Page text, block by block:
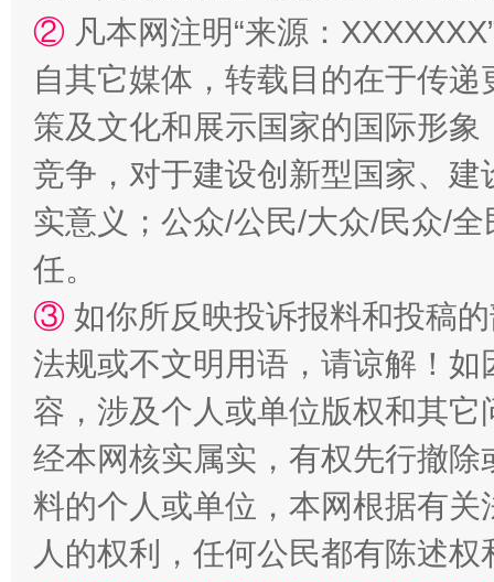
“蜀中异人”王建安的艺术幻境
② 凡本网注明“来源：
自其它媒体，转载目的在于传
策及文化和展示国家的国际形
竞争，对于建设创新型国家、
实意义；公众/公民/大众/民众/
任。
③ 如你所反映投诉报料和投稿
法规或不文明用语，请谅解！
容，涉及个人或单位版权和其它
经本网核实属实，有权先行撤
料的个人或单位，本网根据有
人的权利，任何公民都有陈述